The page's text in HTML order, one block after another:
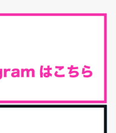
いっちばん大事！だと私
？
にしているんだけど確か
楽天ふるさと納税」の返